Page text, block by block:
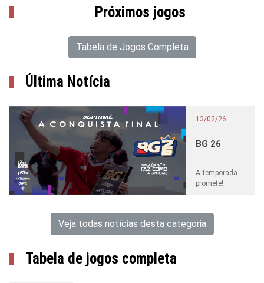
Próximos jogos
Tabela de Jogos Completa
Última Notícia
13/02/26
BG 26
A temporada
promete!
Veja todas notícias desta categoria
Tabela de jogos completa